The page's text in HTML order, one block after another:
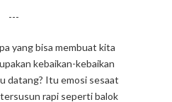
---
yang bisa membuat kita
kebaikan-kebaikan
datang? Itu emosi sesaat
rapi seperti balok